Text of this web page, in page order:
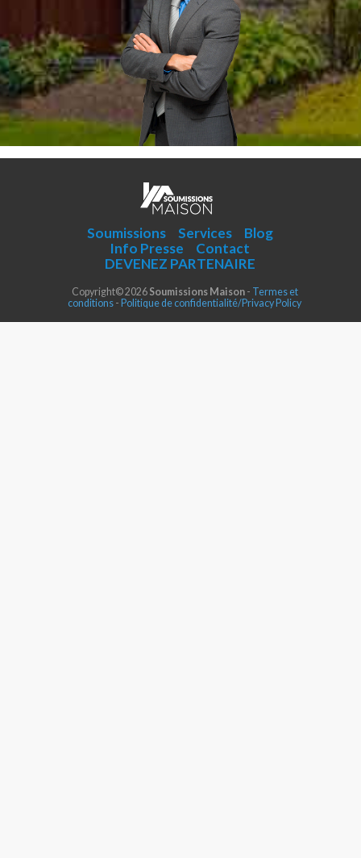
Soumissions Services
Blog
Info Presse
Contact
DEVENEZ PARTENAIRE
Copyright© 2026 Soumissions Maison- Termes et
conditions - Politique de confidentialité/Privacy Policy